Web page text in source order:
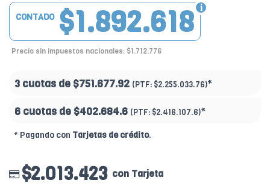
$1.892.618
CONTADO
Precio sin impuestos nacionales: $1.712.776
3 cuotas de $751.677.92 (PTF: $2.255.033.76)*
6 cuotas de $402.684.6 (PTF: $2.416.107.6)*
* Pagando con Tarjetas de crédito.
$2.013.423 con Tarjeta